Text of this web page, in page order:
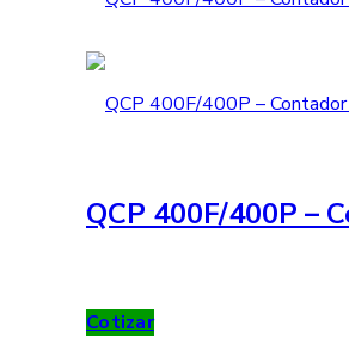
QCP 400F/400P –
Cotizar